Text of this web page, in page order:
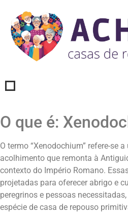
O que é:
O termo “Xenodochium” refere-se
acolhimento que remonta à
contexto do Império Romano.
projetadas para oferecer abrigo e
peregrinos e pessoas
espécie de casa de repouso